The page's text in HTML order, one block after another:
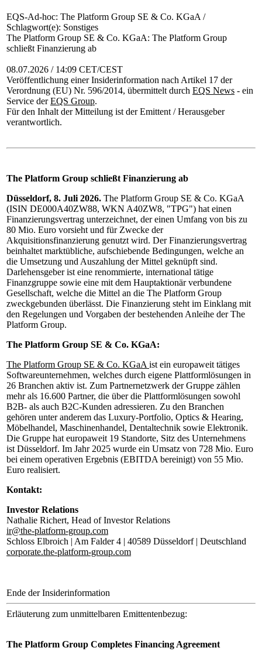
EQS-Ad-hoc: The Platform Group SE & Co. KGaA /
Schlagwort(e): Sonstiges
The Platform Group SE & Co. KGaA: The Platform Group
schließt Finanzierung ab
08.07.2026 / 14:09 CET/CEST
Veröffentlichung einer Insiderinformation nach Artikel 17 der
Verordnung (EU) Nr. 596/2014, übermittelt durch EQS News - ein
Service derEQS Group.
Für den Inhalt der Mitteilung ist der Emittent / Herausgeber
verantwortlich.
The Platform Group schließt Finanzierung ab
Düsseldorf, 8. Juli 2026. The Platform Group SE & Co. KGaA
(ISIN DE000A40ZW88, WKN A40ZW8, "TPG") hat einen
Finanzierungsvertrag unterzeichnet, der einen Umfang von bis zu
80 Mio. Euro vorsieht und für Zwecke der
Akquisitionsfinanzierung genutzt wird. Der Finanzierungsvertrag
beinhaltet marktübliche, aufschiebende Bedingungen, welche an
die Umsetzung und Auszahlung der Mittel geknüpft sind.
Darlehensgeber ist eine renommierte, international tätige
Finanzgruppe sowie eine mit dem Hauptaktionär verbundene
Gesellschaft, welche die Mittel an die The Platform Group
zweckgebunden überlässt. Die Finanzierung steht im Einklang mit
den Regelungen und Vorgaben der bestehenden Anleihe der The
Platform Group.
The Platform Group SE & Co. KGaA:
The Platform Group SE & Co. KGaA ist ein europaweit tätiges
Softwareunternehmen, welches durch eigene Plattformlösungen in
26 Branchen aktiv ist. Zum Partnernetzwerk der Gruppe zählen
mehr als 16.600 Partner, die über die Plattformlösungen sowohl
B2B- als auch B2C-Kunden adressieren. Zu den Branchen
gehören unter anderem das Luxury-Portfolio, Optics & Hearing,
Möbelhandel, Maschinenhandel, Dentaltechnik sowie Elektronik.
Die Gruppe hat europaweit 19 Standorte, Sitz des Unternehmens
ist Düsseldorf. Im Jahr 2025 wurde ein Umsatz von 728 Mio. Euro
bei einem operativen Ergebnis (EBITDA bereinigt) von 55 Mio.
Euro realisiert.
Kontakt:
Investor Relations
Nathalie Richert, Head of Investor Relations
ir@the-platform-group.com
Schloss Elbroich | Am Falder 4 | 40589 Düsseldorf | Deutschland
corporate.the-platform-group.com
Ende der Insiderinformation
Erläuterung zum unmittelbaren Emittentenbezug:
The Platform Group Completes Financing Agreement